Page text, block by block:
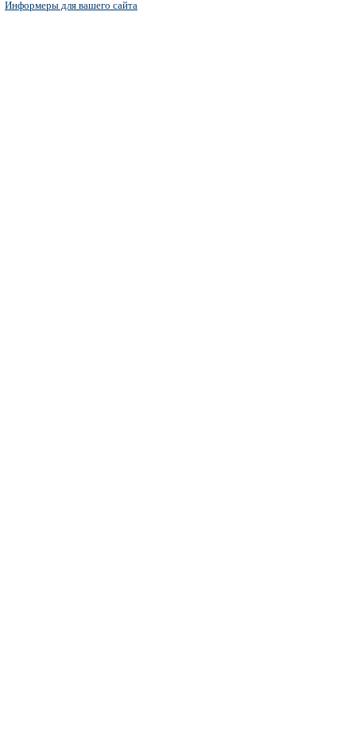
Информеры для вашего сайта